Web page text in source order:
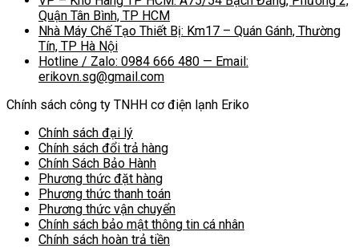
Quận Tân Bình, TP HCM
Nhà Máy Chế Tạo Thiết Bị: Km17 – Quán Gánh, Thường
Tín, TP Hà Nội
Hotline / Zalo: 0984 666 480 — Email:
erikovn.sg@gmail.com
Chính sách công ty TNHH cơ điện lạnh Eriko
Chính sách đại lý
Chính sách đổi trả hàng
Chính Sách Bảo Hành
Phương thức đặt hàng
Phương thức thanh toán
Phương thức vận chuyển
Chính sách bảo mật thông tin cá nhân
Chính sách hoàn trả tiền